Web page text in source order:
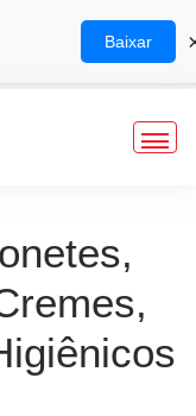
Baixar